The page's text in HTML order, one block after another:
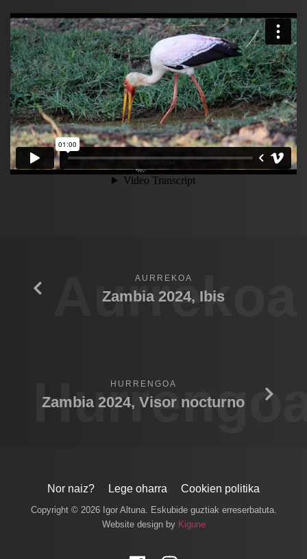
Aurrekoa
AURREKOA
Zambia 2024, Ibis
HURRENGOA
Zambia 2024, Visor nocturno
Nor naiz? Lege oharra Cookien politika
Copyright © 2026 Igor Altuna. Eskubide guztiak erreserbatuta.
Website design by Kigune